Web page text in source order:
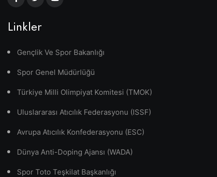
Linkler
Gençlik Ve Spor Bakanlığı
Spor Genel Müdürlüğü
Türkiye Milli Olimpiyat Komitesi (TMOK)
Uluslararası Atıcılık Federasyonu (ISSF)
Avrupa Atıcılık Konfederasyonu (ESC)
Dünya Anti-Doping Ajansı (WADA)
Spor Toto Teşkilat Başkanlığı